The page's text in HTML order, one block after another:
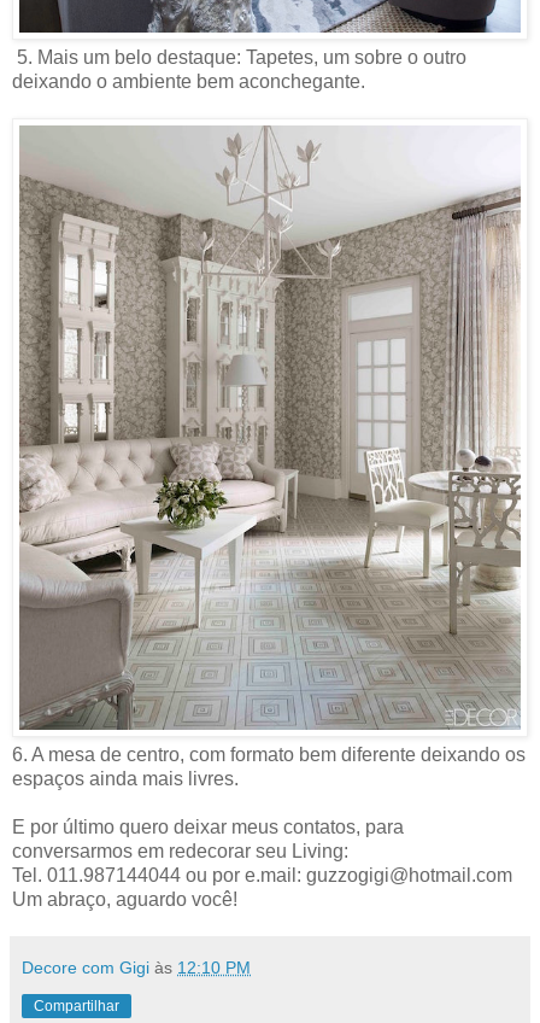
5. Mais um belo destaque: Tapetes, um sobre o outro
deixando o ambiente bem aconchegante.
6. A mesa de centro, com formato bem diferente deixando os
espaços ainda mais livres.
E por último quero deixar meus contatos, para
conversarmos em redecorar seu Living:
Tel. 011.987144044 ou por e.mail: guzzogigi@hotmail.com
Um abraço, aguardo você!
Decore com Gigi às 12:10 PM
Compartilhar